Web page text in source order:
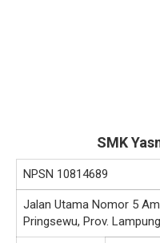
SMK
NPSN 10814689
Jalan Utama Nomor 5
Pringsewu, Prov. Lampung